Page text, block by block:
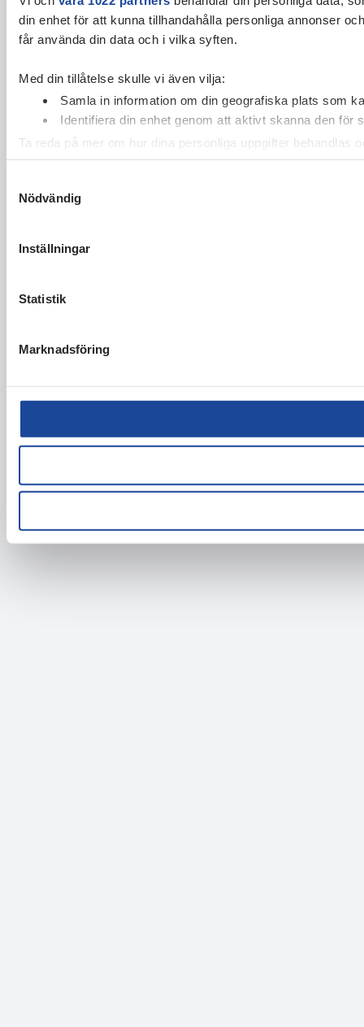
din enhet för att kunna tillhandahålla personliga annonser
får använda din data och i vilka syften.
Med din tillåtelse skulle vi även vilja:
Samla in information om din geografiska plats som
Identifiera din enhet genom att aktivt skanna den för
Ta reda på mer om hur dina personliga uppgifter behandlas
cookie-förklaringen.
Vi använder enhetsidentifierare för att anpassa innehållet
Nödvändig
Inställningar
Statistik
Marknadsföring